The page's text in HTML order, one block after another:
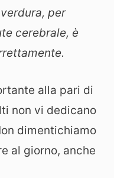
per
cerebrale, è
alla pari di
non vi dedicano
dimentichiamo
al giorno, anche